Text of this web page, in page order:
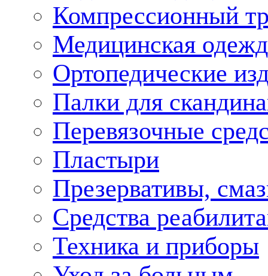
Компрессионный
Медицинская
Ортопедические
Палки для
Перевязочные
Пластыри
Презервативы,
Средства
Техника и приборы